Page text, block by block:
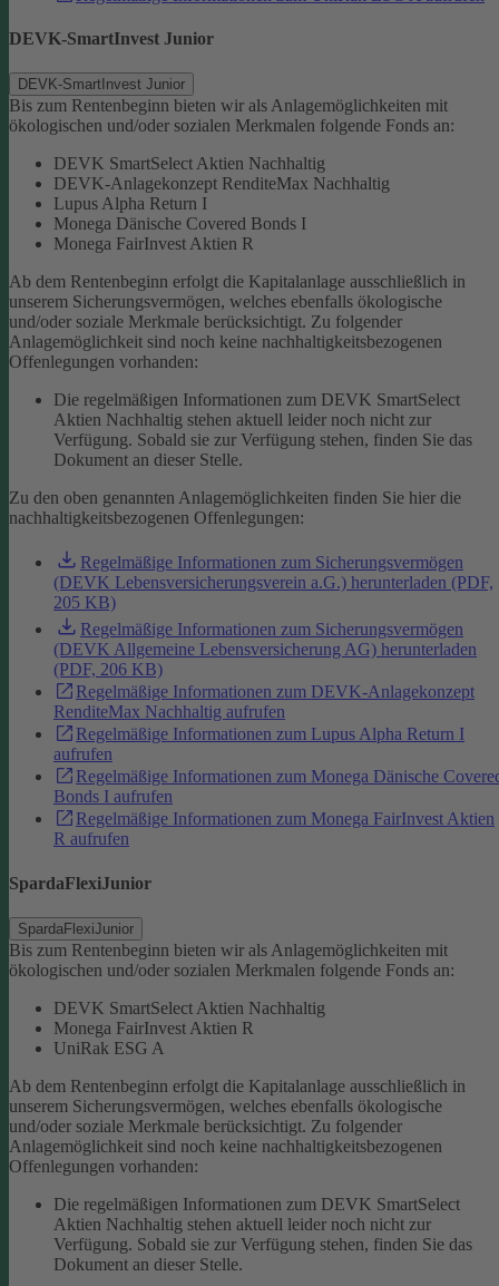
DEVK-SmartInvest Junior
DEVK-SmartInvest Junior
Bis zum Rentenbeginn bieten wir als Anlagemöglichkeiten mit
ökologischen und/oder sozialen Merkmalen folgende Fonds an:
DEVK SmartSelect Aktien Nachhaltig
DEVK-Anlagekonzept RenditeMax Nachhaltig
Lupus Alpha Return I
Monega Dänische Covered Bonds I
Monega FairInvest Aktien R
Ab dem Rentenbeginn erfolgt die Kapitalanlage ausschließlich in
unserem Sicherungsvermögen, welches ebenfalls ökologische
und/oder soziale Merkmale berücksichtigt. Zu folgender
Anlagemöglichkeit sind noch keine nachhaltigkeitsbezogenen
Offenlegungen vorhanden:
Die regelmäßigen Informationen zum DEVK SmartSelect
Aktien Nachhaltig stehen aktuell leider noch nicht zur
Verfügung. Sobald sie zur Verfügung stehen, finden Sie das
Dokument an dieser Stelle.
Zu den oben genannten Anlagemöglichkeiten finden Sie hier die
nachhaltigkeitsbezogenen Offenlegungen:
Regelmäßige Informationen zum Sicherungsvermögen
(DEVK Lebensversicherungsverein a.G.) herunterladen (PDF,
205 KB)
Regelmäßige Informationen zum Sicherungsvermögen
(DEVK Allgemeine Lebensversicherung AG) herunterladen
(PDF, 206 KB)
Regelmäßige Informationen zum DEVK-Anlagekonzept
RenditeMax Nachhaltig aufrufen
Regelmäßige Informationen zum Lupus Alpha Return I
aufrufen
Regelmäßige Informationen zum Monega Dänische
Bonds I aufrufen
Regelmäßige Informationen zum Monega FairInvest Aktien
R aufrufen
SpardaFlexiJunior
SpardaFlexiJunior
Bis zum Rentenbeginn bieten wir als Anlagemöglichkeiten mit
ökologischen und/oder sozialen Merkmalen folgende Fonds an:
DEVK SmartSelect Aktien Nachhaltig
Monega FairInvest Aktien R
UniRak ESG A
Ab dem Rentenbeginn erfolgt die Kapitalanlage ausschließlich in
unserem Sicherungsvermögen, welches ebenfalls ökologische
und/oder soziale Merkmale berücksichtigt. Zu folgender
Anlagemöglichkeit sind noch keine nachhaltigkeitsbezogenen
Offenlegungen vorhanden:
Die regelmäßigen Informationen zum DEVK SmartSelect
Aktien Nachhaltig stehen aktuell leider noch nicht zur
Verfügung. Sobald sie zur Verfügung stehen, finden Sie das
Dokument an dieser Stelle.